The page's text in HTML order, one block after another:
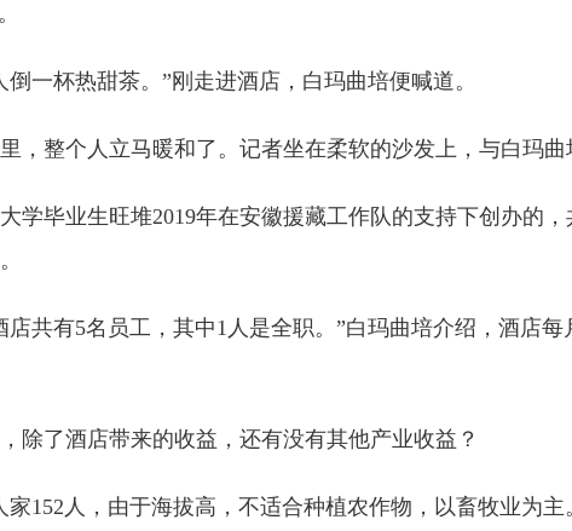
杯热甜茶。”刚走进酒店，白玛曲培便喊道。
整个人立马暖和了。记者坐在柔软的沙发上，与白玛曲
毕业生旺堆2019年在安徽援藏工作队的支持下创办的，
有5名员工，其中1人是全职。”白玛曲培介绍，酒店每
了酒店带来的收益，还有没有其他产业收益？
人，由于海拔高，不适合种植农作物，以畜牧业为主